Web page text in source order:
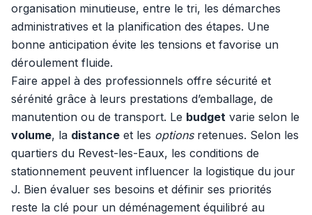
organisation minutieuse, entre le tri, les démarches
administratives et la planification des étapes. Une
bonne anticipation évite les tensions et favorise un
déroulement fluide.
Faire appel à des professionnels offre sécurité et
sérénité grâce à leurs prestations d’emballage, de
manutention ou de transport. Le budget varie selon le
volume, la distance et les optionsretenues. Selon les
quartiers du Revest-les-Eaux, les conditions de
stationnement peuvent influencer la logistique du jour
J. Bien évaluer ses besoins et définir ses priorités
reste la clé pour un déménagement équilibré au